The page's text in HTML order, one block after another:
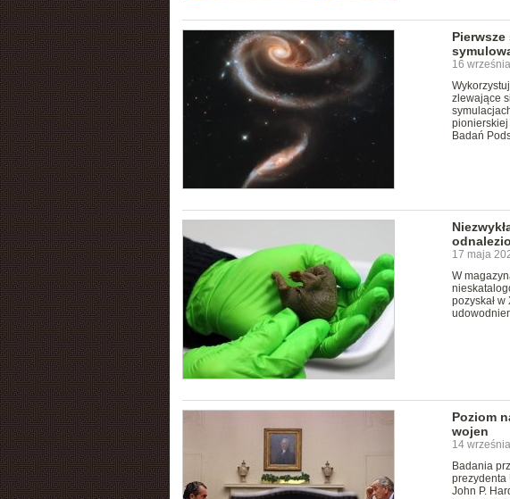
16
zlewające
pionierskiej
Badań
17 maja
W
pozyskał w
Poziom
wojen
14
Badania
prezydenta
John P.